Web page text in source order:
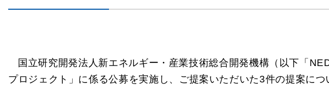
国立研究開発法人新エネルギー・産業技術総合開発機構（以下「
プロジェクト」に係る公募を実施し、ご提案いただいた3件の提案に